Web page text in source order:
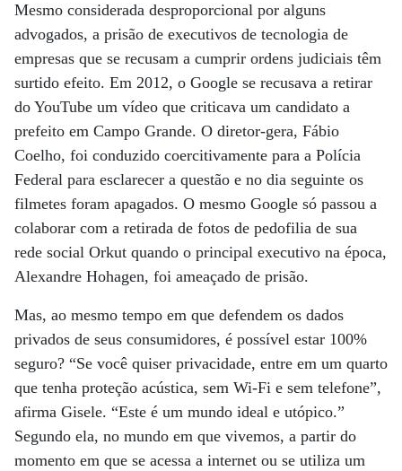
Mesmo considerada desproporcional por alguns
advogados, a prisão de executivos de tecnologia de
empresas que se recusam a cumprir ordens judiciais têm
surtido efeito. Em 2012, o Google se recusava a retirar
do YouTube um vídeo que criticava um candidato a
prefeito em Campo Grande. O diretor-gera, Fábio
Coelho, foi conduzido coercitivamente para a Polícia
Federal para esclarecer a questão e no dia seguinte os
filmetes foram apagados. O mesmo Google só passou a
colaborar com a retirada de fotos de pedofilia de sua
rede social Orkut quando o principal executivo na época,
Alexandre Hohagen, foi ameaçado de prisão.
Mas, ao mesmo tempo em que defendem os dados
privados de seus consumidores, é possível estar 100%
seguro? “Se você quiser privacidade, entre em um quarto
que tenha proteção acústica, sem Wi-Fi e sem telefone”,
afirma Gisele. “Este é um mundo ideal e utópico.”
Segundo ela, no mundo em que vivemos, a partir do
momento em que se acessa a internet ou se utiliza um